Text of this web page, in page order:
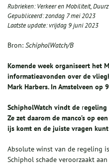
Rubrieken:Verkeer en Mobiliteit,
Gepubliceerd:zondag 7 mei 2023
Laatste update:vrijdag 9 juni 2023
Bron: SchipholWatch/B
Komende week organiseert het
informatieavonden over de
Mark Harbers. In Amstelveen op
SchipholWatch vindt de regeling
Ze zet daarom de manco’s op
ijs komt en de juiste vragen
Absolute winst van de regeling
Schiphol schade veroorzaakt